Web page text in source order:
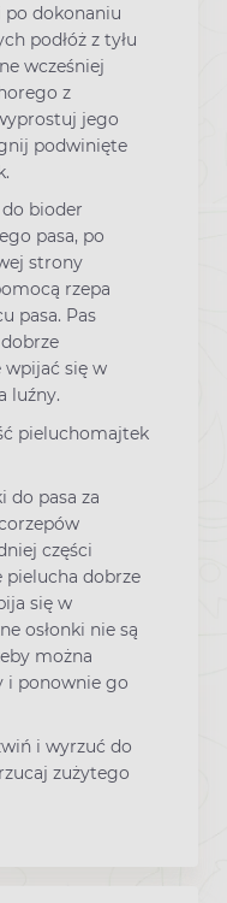
po dokonaniu
podłóż z tyłu
wcześniej
z
jego
podwinięte
bioder
pasa, po
strony
rzepa
pasa. Pas
wpijać się w
luźny.
pieluchomajtek
do pasa za
części
pielucha dobrze
się w
osłonki nie są
można
i ponownie go
i wyrzuć do
zużytego